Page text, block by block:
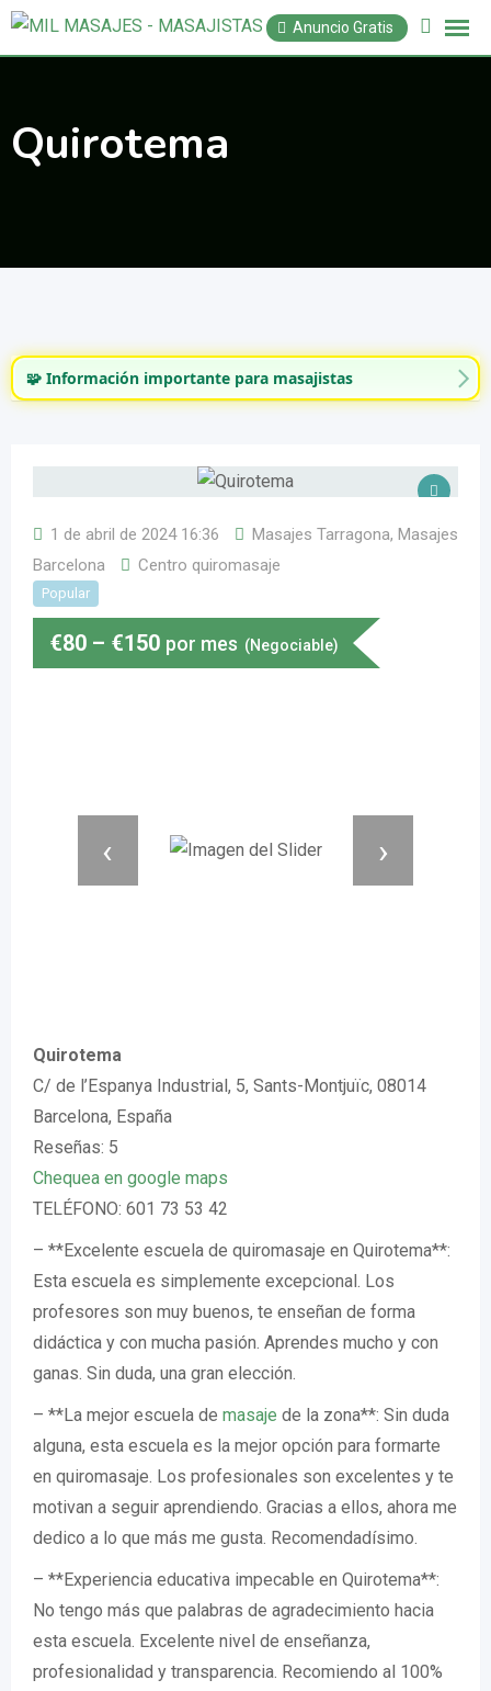
Saltar
Anuncio Gratis
Quirotema
🧩 Información importante para masajistas
1 de abril de 2024 16:36 Masajes Tarragona, Masajes
Barcelona
Centro quiromasaje
Popular
€80 – €150 por mes (Negociable)
‹ ›
Quirotema
C/ de l’Espanya Industrial, 5, Sants-Montjuïc, 08014
Barcelona, España
Reseñas: 5
Chequea en google maps
TELÉFONO: 601 73 53 42
– **Excelente escuela de quiromasaje en Quirotema**:
Esta escuela es simplemente excepcional. Los
profesores son muy buenos, te enseñan de forma
didáctica y con mucha pasión. Aprendes mucho y con
ganas. Sin duda, una gran elección.
– **La mejor escuela de masaje de la zona**: Sin duda
alguna, esta escuela es la mejor opción para formarte
en quiromasaje. Los profesionales son excelentes y te
motivan a seguir aprendiendo. Gracias a ellos, ahora me
dedico a lo que más me gusta. Recomendadísimo.
– **Experiencia educativa impecable en Quirotema**:
No tengo más que palabras de agradecimiento hacia
esta escuela. Excelente nivel de enseñanza,
profesionalidad y transparencia. Recomiendo al 100%